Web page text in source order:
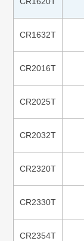
CR1632T
CR2016T
CR2025T
CR2032T
CR2320T
CR2330T
CR2354T